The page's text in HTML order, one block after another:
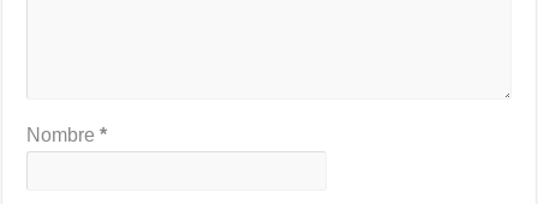
Nombre*